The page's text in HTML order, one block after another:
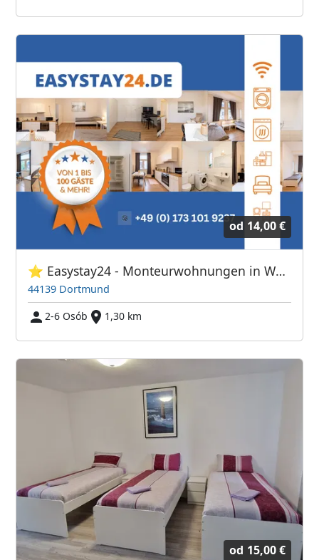
od 14,00 €
⭐ Easystay24 - Monteurwohnungen in Wuppertal und Umgebung
44139 Dortmund
2-6 Osób
1,30 km
od 15,00 €